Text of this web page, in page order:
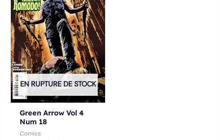
EN RUPTURE DE STOCK
Green Arrow Vol 4
Num 18
Comics